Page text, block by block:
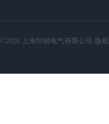
©2026 上海恒税电气有限公司 版权